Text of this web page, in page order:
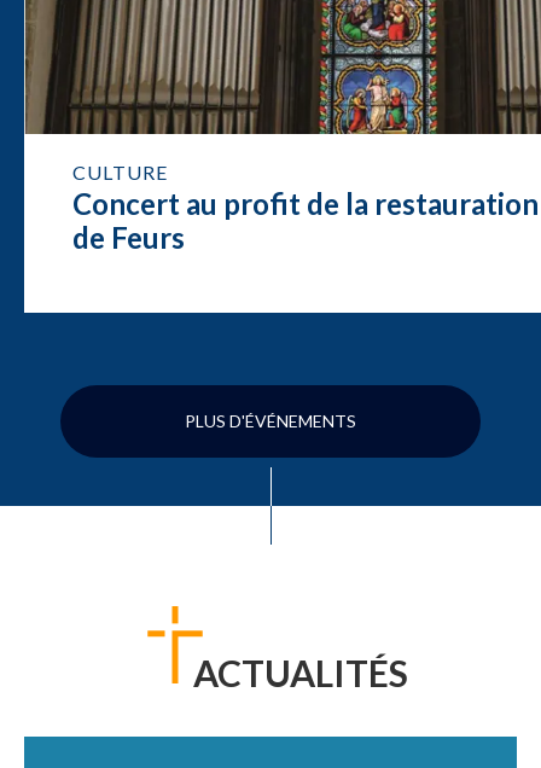
CULTURE
Concert au profit de la restauration
de Feurs
PLUS D'ÉVÉNEMENTS
ACTUALITÉS